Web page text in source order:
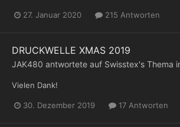
27. Januar 2020 215 Antworten
DRUCKWELLE XMAS 2019
JAK480 antwortete auf Swisstex's Thema
Vielen Dank!
30. Dezember 2019 17 Antworten